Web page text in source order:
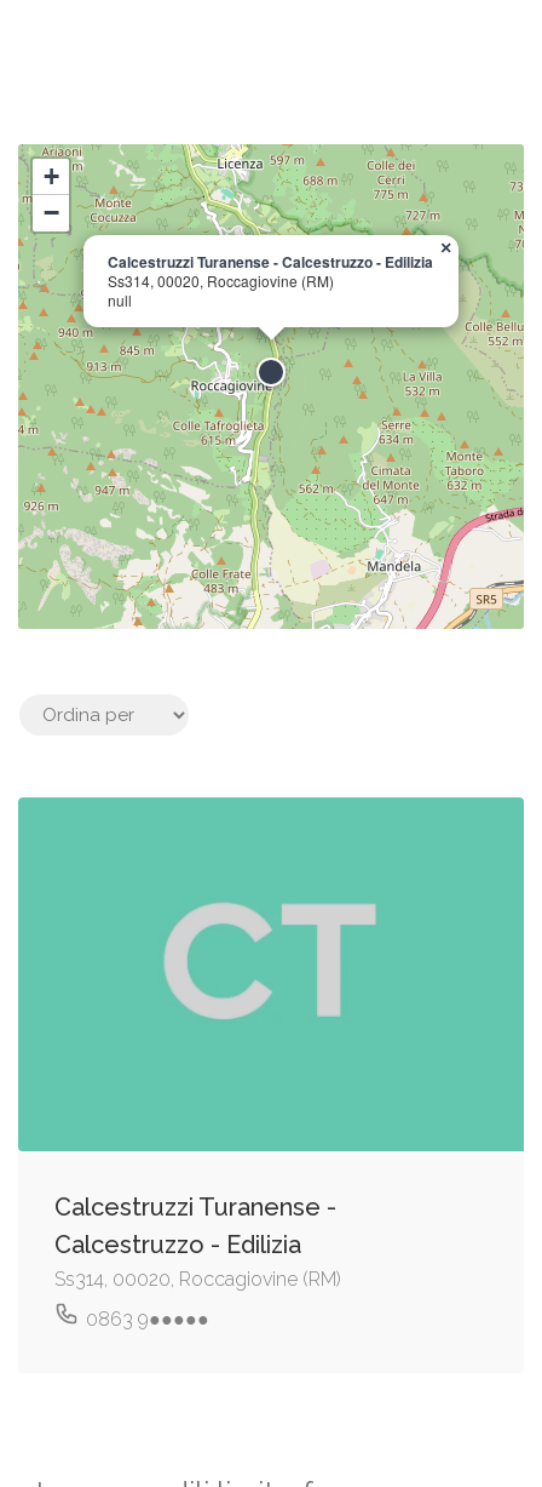
Calcestruzzi Turanense - Calcestruzzo - Edilizia
Ss314, 00020, Roccagiovine (RM)
null
×
+
−
Calcestruzzi Turanense -
Calcestruzzo - Edilizia
Ss314, 00020, Roccagiovine (RM)
0863 9●●●●●